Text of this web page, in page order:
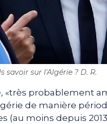
savoir sur l'Algérie ? D. R.
«très probablement
de manière
(au moins depuis